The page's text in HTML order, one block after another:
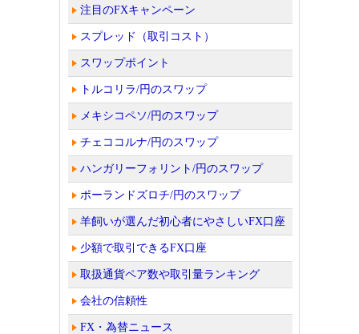
注目のFXキャンペーン
スプレッド（取引コスト）
スワップポイント
トルコリラ/円のスワップ
メキシコペソ/円のスワップ
チェココルナ/円のスワップ
ハンガリーフォリント/円のスワップ
ポーランドズロチ/円のスワップ
羊飼いが選んだ初心者にやさしいFX口座
少額で取引できるFX口座
取扱通貨ペア数や取引量ランキング
会社の信頼性
FX・為替ニュース